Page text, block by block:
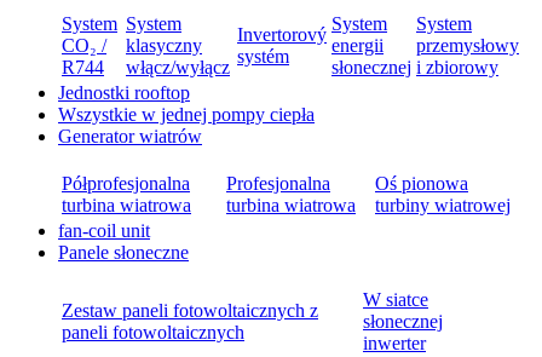
System
CO₂ /
R744
System
klasyczny
włącz/wyłącz
Invertorový
systém
System
energii
słonecznej
System
przemysłowy
i zbiorowy
Jednostki rooftop
Wszystkie w jednej pompy ciepła
Generator wiatrów
Półprofesjonalna
turbina wiatrowa
Profesjonalna
turbina wiatrowa
Oś pionowa
turbiny wiatrowej
fan-coil unit
Panele słoneczne
Zestaw paneli fotowoltaicznych z
paneli fotowoltaicznych
W siatce
słonecznej
inwerter